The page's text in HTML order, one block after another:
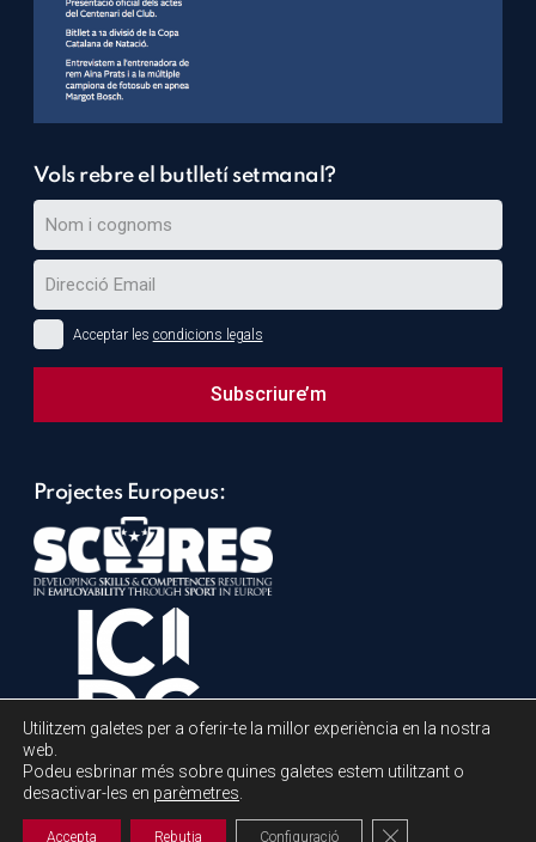
Vols rebre el butlletí setmanal?
Acceptar les condicions legals
Subscriure’m
field
should
be
left
blank
Projectes Europeus:
Utilitzem galetes per a oferir-te la millor experiència en la nostra
web.
Podeu esbrinar més sobre quines galetes estem utilitzant o
desactivar-les en parèmetres
Accepta Rebutja Configuració Tanca el bàner de